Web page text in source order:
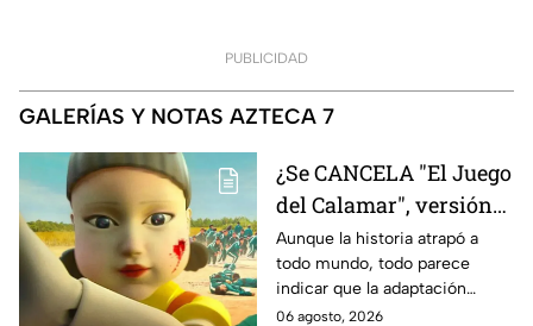
PUBLICIDAD
GALERÍAS Y NOTAS AZTECA 7
¿Se CANCELA "El Juego
del Calamar", versión
Estados Unidos? Esto
es lo que se sabe al
momento
Aunque la historia atrapó a
todo mundo, todo parece
indicar que la adaptación
podría ser cancelada:
06 agosto, 2026